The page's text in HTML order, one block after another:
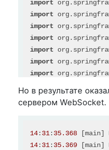
    }
@Bean
public
ObjectMapper
        mapper.
new
return
import
import
import
import
import
import
import
import
import
import
Но в результате
сервером
14: 31: 35.368 [main]
14: 31: 35.369 [main]